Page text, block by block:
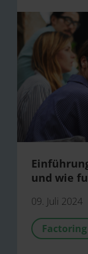
und wie
09. Juli 2024
Factoring